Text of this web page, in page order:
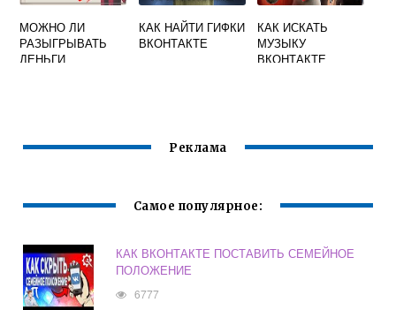
МОЖНО ЛИ
РАЗЫГРЫВАТЬ
ДЕНЬГИ
КАК НАЙТИ ГИФКИ
ВКОНТАКТЕ
КАК ИСКАТЬ
МУЗЫКУ
ВКОНТАКТЕ
Реклама
Самое популярное:
КАК ВКОНТАКТЕ ПОСТАВИТЬ СЕМЕЙНОЕ
ПОЛОЖЕНИЕ
6777